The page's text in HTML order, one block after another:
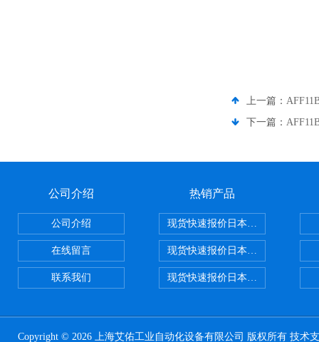
上一篇：
下一篇：
公司介绍
公司介绍
在线留言
联系我们
热销产品
现货快速报价日本SMC气动元件
现货快速报价日本SMC 气动元件
现货快速报价日本SMC气动元件
Copyright © 2026 上海艾佑工业自动化设备有限公司 版权所有 技术